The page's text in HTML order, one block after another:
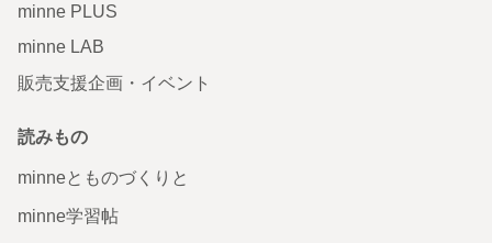
minne PLUS
minne LAB
販売支援企画・イベント
読みもの
minneとものづくりと
minne学習帖